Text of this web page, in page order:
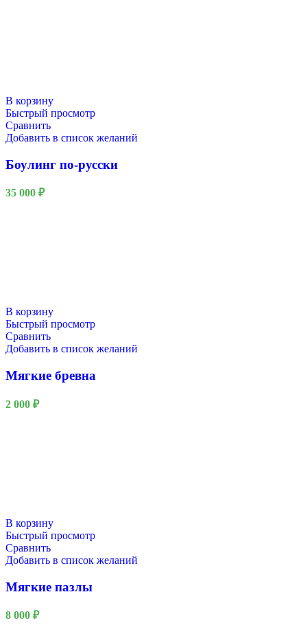
В корзину
Быстрый просмотр
Сравнить
Добавить в список желаний
Боулинг по-русски
35 000 ₽
В корзину
Быстрый просмотр
Сравнить
Добавить в список желаний
Мягкие бревна
2 000 ₽
В корзину
Быстрый просмотр
Сравнить
Добавить в список желаний
Мягкие пазлы
8 000 ₽